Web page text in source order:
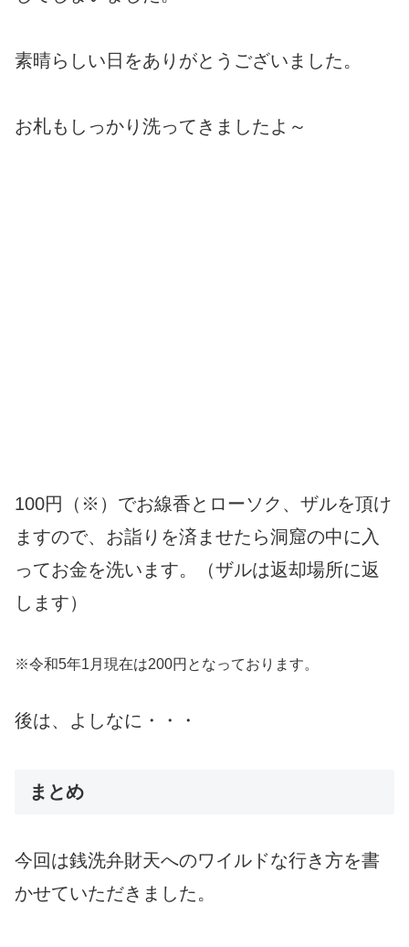
素晴らしい日をありがとうございました。
お札もしっかり洗ってきましたよ～
100円（※）でお線香とローソク、ザルを頂け
ますので、お詣りを済ませたら洞窟の中に入
ってお金を洗います。（ザルは返却場所に返
します）
※令和5年1月現在は200円となっております。
後は、よしなに・・・
まとめ
今回は銭洗弁財天へのワイルドな行き方を書
かせていただきました。